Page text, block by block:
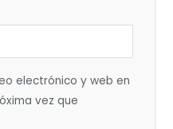
electrónico y web en
vez que